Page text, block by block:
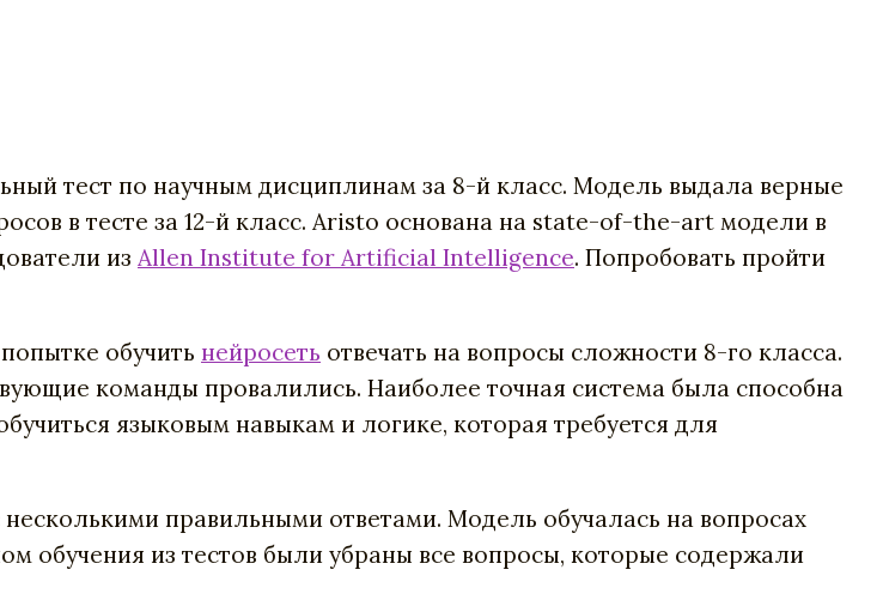
тест по научным дисциплинам за 8-й класс. Модель выдала верные
в тесте за 12-й класс. Aristo основана на state-of-the-art модели в
из Allen Institute for Artificial Intelligence. Попробовать пройти
обучить нейросеть отвечать на вопросы сложности 8-го класса.
команды провалились. Наиболее точная система была способна
языковым навыкам и логике, которая требуется для
правильными ответами. Модель обучалась на вопросах
обучения из тестов были убраны все вопросы, которые содержали